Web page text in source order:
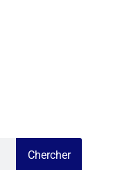
Chercher